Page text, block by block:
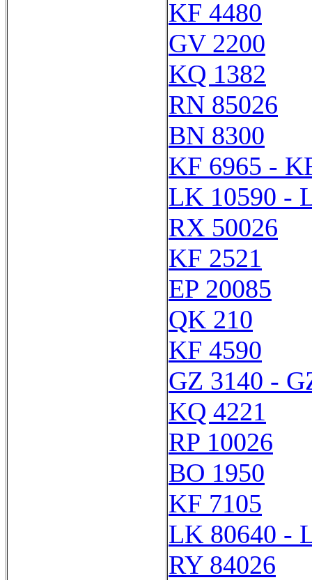
KF 4480
GV 2200
KQ 1382
RN 85026
BN 8300
KF 6965 -
LK 10590 -
RX 50026
KF 2521
EP 20085
QK 210
KF 4590
GZ 3140 -
KQ 4221
RP 10026
BO 1950
KF 7105
LK 80640 -
RY 84026